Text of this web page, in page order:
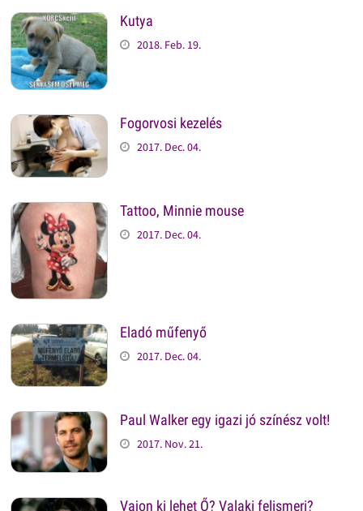
Kutya
2018. Feb. 19.
Fogorvosi kezelés
2017. Dec. 04.
Tattoo, Minnie mouse
2017. Dec. 04.
Eladó műfenyő
2017. Dec. 04.
Paul Walker egy igazi jó színész volt!
2017. Nov. 21.
Vajon ki lehet Ő? Valaki felismeri?